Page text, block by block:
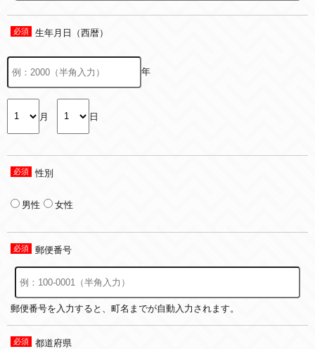
生年月日（西暦）
年
月 日
性別
男性 女性
郵便番号
郵便番号を入力すると、町名までが自動入力されます。
都道府県